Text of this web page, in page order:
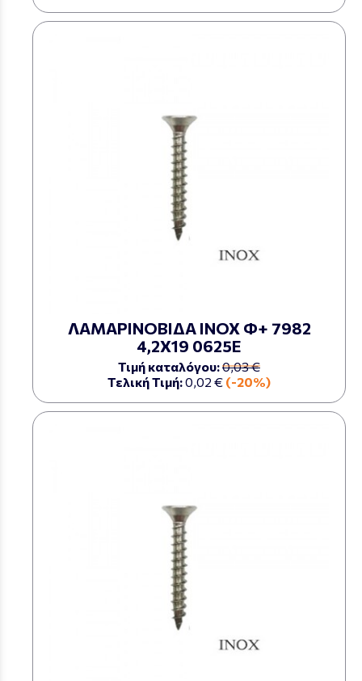
ΛΑΜΑΡΙΝΟΒΙΔΑ ΙΝΟΧ Φ+ 7982
4,2Χ19 0625Ε
Τιμή καταλόγου:0,03 €
Τελική Τιμή:0,02 € (-20%)